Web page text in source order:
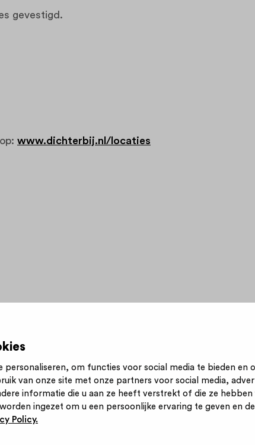
om functies voor social media te bieden en
van onze site met onze partners voor social media,
informatie die u aan ze heeft verstrekt of die ze hebben
ingezet om u een persoonlijke ervaring te geven en
Policy.
gevestigd.
www.dichterbij.nl/locaties
Inloggen Contact Privacy statement